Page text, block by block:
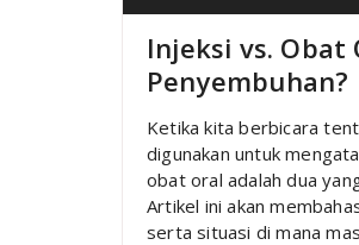
Injeksi vs.
Penyembuhan?
Ketika kita berbicara
digunakan untuk
obat oral adalah dua
Artikel ini akan
serta situasi di mana